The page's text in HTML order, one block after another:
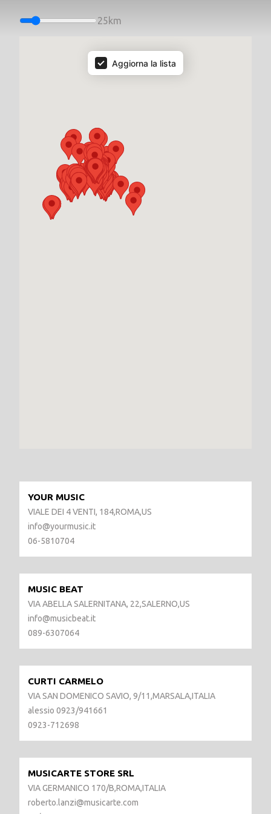
25km
Aggiorna la lista
YOUR MUSIC
VIALE DEI 4 VENTI, 184,ROMA,US
info@yourmusic.it
06-5810704
MUSIC BEAT
VIA ABELLA SALERNITANA, 22,SALERNO,US
info@musicbeat.it
089-6307064
CURTI CARMELO
VIA SAN DOMENICO SAVIO, 9/11,MARSALA,ITALIA
alessio 0923/941661
0923-712698
MUSICARTE STORE SRL
VIA GERMANICO 170/B,ROMA,ITALIA
roberto.lanzi@musicarte.com